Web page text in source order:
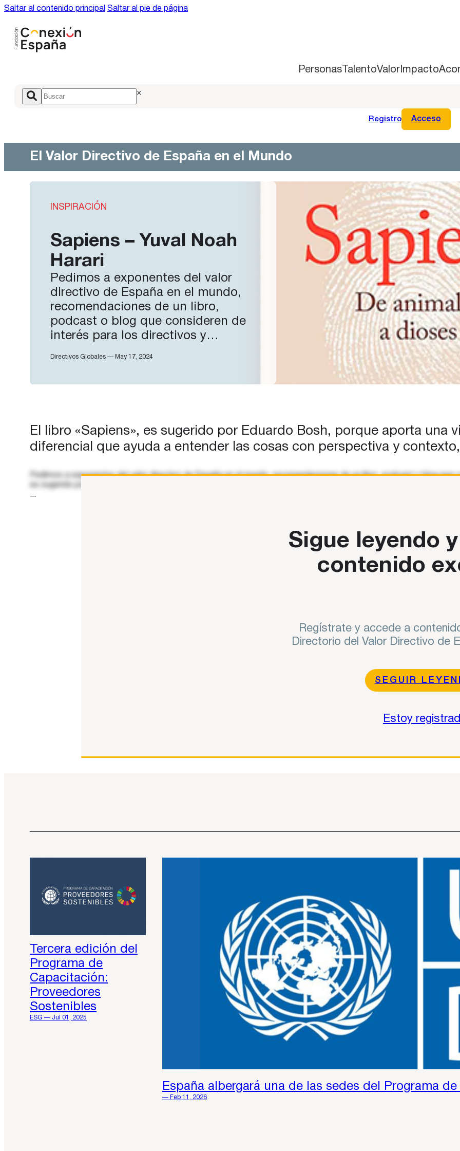
Saltar al contenido principal Saltar al pie de página
PersonasTalentoValorImpacto
×
Registro Acceso
El Valor Directivo de España en el Mundo
INSPIRACIÓN
Sapiens – Yuval Noah
Harari
Pedimos a exponentes del valor
directivo de España en el mundo,
recomendaciones de un libro,
podcast o blog que consideren de
interés para los directivos y
diferencial que ayuda a entender…
Directivos Globales — May 17, 2024
El libro «Sapiens», es sugerido por Eduardo Bosh, porque aporta una
diferencial que ayuda a entender las cosas con perspectiva y
Pedimos a exponentes del valor directivo de España en el mundo, recomendaciones de un libro, podcast o blog
...
Sigue leyendo
contenido
Regístrate y accede a
Directorio del Valor Directivo de
SEGUIR
Estoy
Tercera edición del
Programa de
Capacitación:
Proveedores
Sostenibles
ESG — Jul 01, 2025
España albergará una de las sedes del Programa
— Feb 11, 2026